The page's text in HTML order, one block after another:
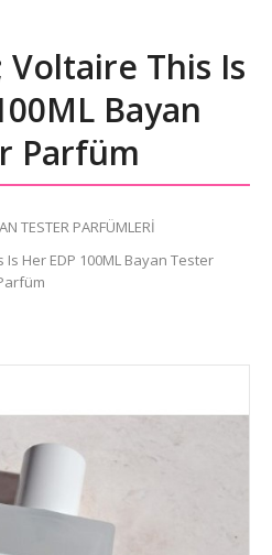
Voltaire This Is
Bayan
Parfüm
TESTER PARFÜMLERİ
Her EDP 100ML Bayan Tester